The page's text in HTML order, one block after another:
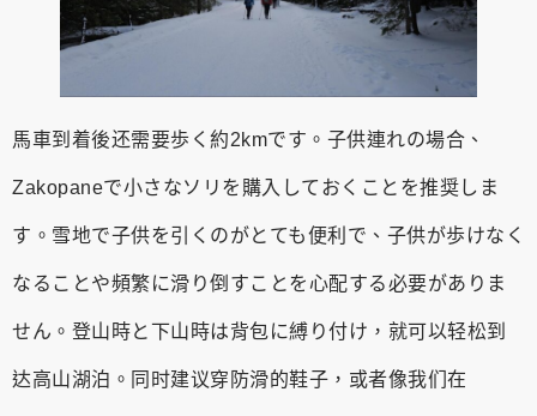
馬車到着後还需要歩く約2kmです。子供連れの場合、
Zakopaneで小さなソリを購入しておくことを推奨しま
す。雪地で子供を引くのがとても便利で、子供が歩けなく
なることや頻繁に滑り倒すことを心配する必要がありま
せん。登山時と下山時は背包に縛り付け，就可以轻松到
达高山湖泊。同时建议穿防滑的鞋子，或者像我们在